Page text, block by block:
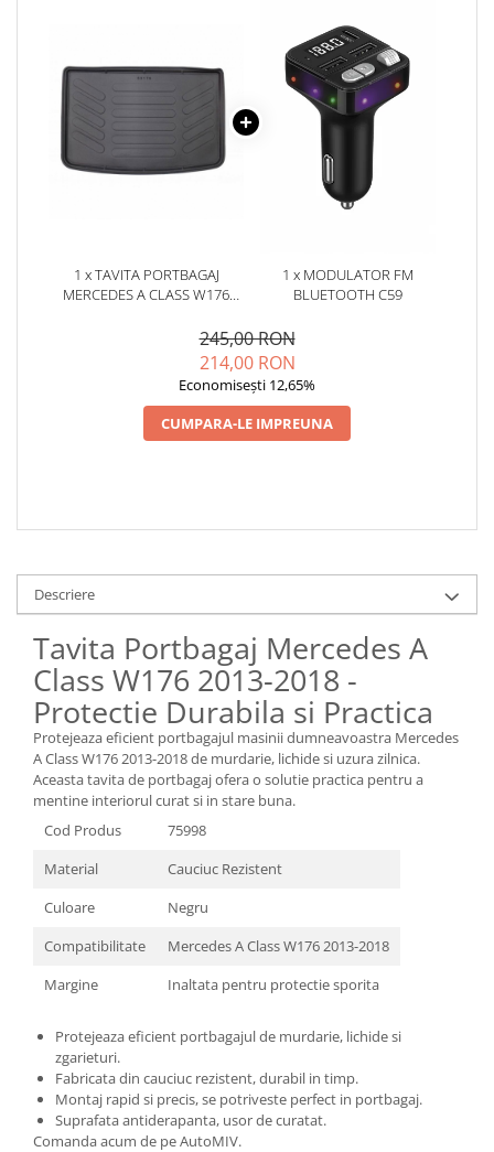
1 x TAVITA PORTBAGAJ
MERCEDES A CLASS W176
1 x MODULATOR FM
BLUETOOTH C59
245,00 RON
214,00 RON
Economisești 12,65%
CUMPARA-LE IMPREUNA
Descriere
Tavita Portbagaj Mercedes A
Class W176 2013-2018 -
Protectie Durabila si Practica
Protejeaza eficient portbagajul masinii dumneavoastra Mercedes
A Class W176 2013-2018 de murdarie, lichide si uzura zilnica.
Aceasta tavita de portbagaj ofera o solutie practica pentru a
mentine interiorul curat si in stare buna.
Cod Produs
75998
Material
Cauciuc Rezistent
Culoare
Negru
Compatibilitate
Mercedes A Class W176 2013-2018
Margine
Inaltata pentru protectie sporita
Protejeaza eficient portbagajul de murdarie, lichide si
zgarieturi.
Fabricata din cauciuc rezistent, durabil in timp.
Montaj rapid si precis, se potriveste perfect in portbagaj.
Suprafata antiderapanta, usor de curatat.
Comanda acum de pe AutoMIV.